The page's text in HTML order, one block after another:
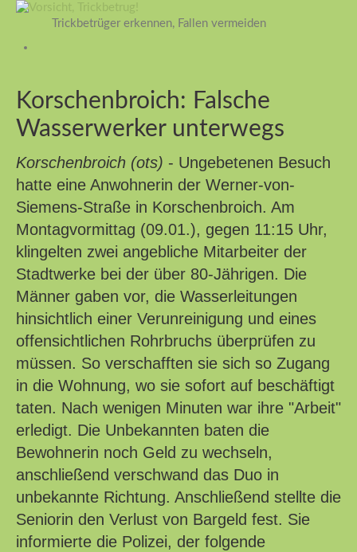
Trickbetrüger erkennen, Fallen vermeiden
Korschenbroich: Falsche
Wasserwerker unterwegs
Korschenbroich (ots) - Ungebetenen Besuch
hatte eine Anwohnerin der Werner-von-
Siemens-Straße in Korschenbroich. Am
Montagvormittag (09.01.), gegen 11:15 Uhr,
klingelten zwei angebliche Mitarbeiter der
Stadtwerke bei der über 80-Jährigen. Die
Männer gaben vor, die Wasserleitungen
hinsichtlich einer Verunreinigung und eines
offensichtlichen Rohrbruchs überprüfen zu
müssen. So verschafften sie sich so Zugang
in die Wohnung, wo sie sofort auf beschäftigt
taten. Nach wenigen Minuten war ihre "Arbeit"
erledigt. Die Unbekannten baten die
Bewohnerin noch Geld zu wechseln,
anschließend verschwand das Duo in
unbekannte Richtung. Anschließend stellte die
Seniorin den Verlust von Bargeld fest. Sie
informierte die Polizei, der folgende